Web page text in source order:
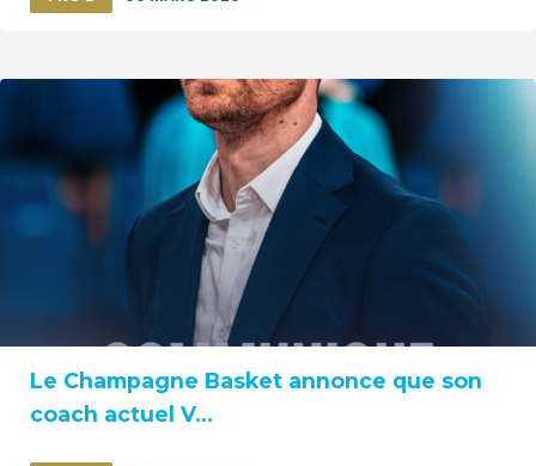
Le Champagne Basket annonce que son
coach actuel V...